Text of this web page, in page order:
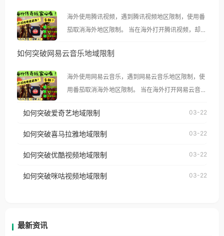
海外使用腾讯视频，遇到腾讯视频地区限制，使用番
茄取消海外地区限制。 当在海外打开腾讯视频，却突
示语。 海外用户如香港、澳门、台湾、美国、加拿
像其他音乐平台一样，出现地区及版权限制问题，且
仅能在中国大陆地区播放。 遇到这个问题的朋友们，
台湾、美国、加拿大、澳大利亚、欧洲等国家和地区
权限制所困扰。
如何突破网易云音乐地域限制
海外使用网易云音乐，遇到网易云音乐地区限制，使
用番茄取消海外地区限制。 当在海外打开网易云音
播放”的提示语。 海外用户如香港、澳门、台湾、美
制问题，且仅能在中国大陆地区播放。 遇到这个问题
户收听网易云音乐地区版权限制」的问题，无论人在
如何突破爱奇艺地域限制 03-22
如何突破喜马拉雅地域限制 03-22
如何突破优酷视频地域限制 03-22
如何突破咪咕视频地域限制 03-22
最新资讯